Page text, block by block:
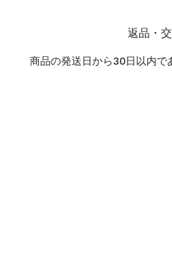
返品・
商品の発送日から30日以内で